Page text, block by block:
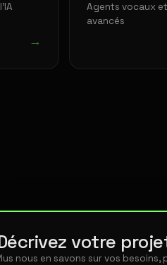
→
Agents vocaux
avancés
votre
nous en savons sur vos